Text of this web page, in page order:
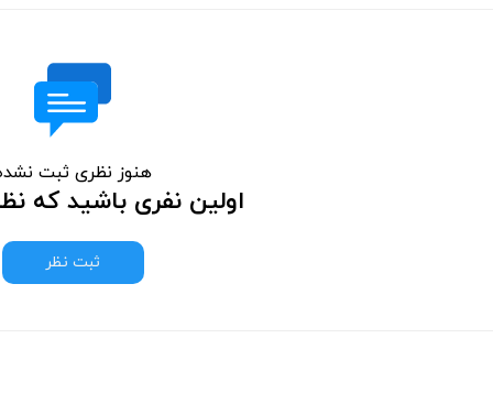
هنوز نظری ثبت
اولین نفری باشید که
ثبت نظر